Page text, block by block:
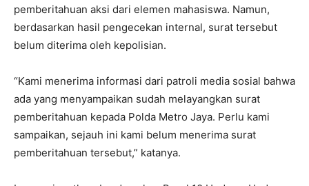
pemberitahuan aksi dari elemen mahasiswa. Namun,
berdasarkan hasil pengecekan internal, surat tersebut
belum diterima oleh kepolisian.
“Kami menerima informasi dari patroli media sosial bahwa
ada yang menyampaikan sudah melayangkan surat
pemberitahuan kepada Polda Metro Jaya. Perlu kami
sampaikan, sejauh ini kami belum menerima surat
pemberitahuan tersebut,” katanya.